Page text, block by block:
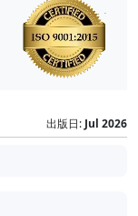
出版日: Jul 2026